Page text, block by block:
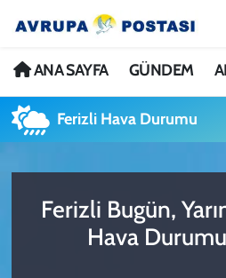
ANA SAYFA GÜNDEM
Ferizli Hava Durumu
Ferizli Bugün,
Hava
ANA SAYFA
GÜNDEM
AVRUPA
TÜRKİYE
Nöbetçi Eczaneler
Hava Durumu
Trafik Durumu
Avrupa Ligi Puan Durumu